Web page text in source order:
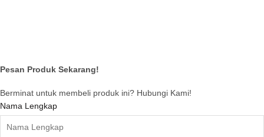
Pesan Produk Sekarang!
Berminat untuk membeli produk ini? Hubungi Kami!
Nama Lengkap